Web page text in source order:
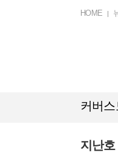
HOME
커버스
지난호